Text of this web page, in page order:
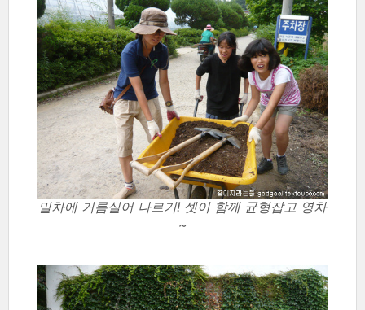
밀차에 거름실어 나르기! 셋이 함께 균형잡고 영차
~